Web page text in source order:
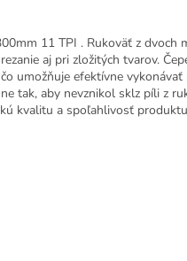
11 TPI . Rukoväť z
aj pri zložitých tvarov.
umožňuje efektívne vykonávať
tak, aby nevznikol sklz píli z
kvalitu a spoľahlivosť